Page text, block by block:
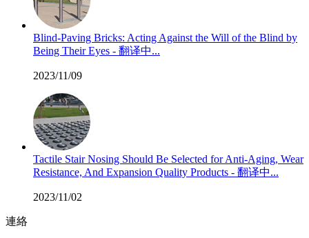
Blind-Paving Bricks: Acting Against the Will of the Blind by
Being Their Eyes - 翻译中...
2023/11/09
Tactile Stair Nosing Should Be Selected for Anti-Aging, Wear
Resistance, And Expansion Quality Products - 翻译中...
2023/11/02
連絡